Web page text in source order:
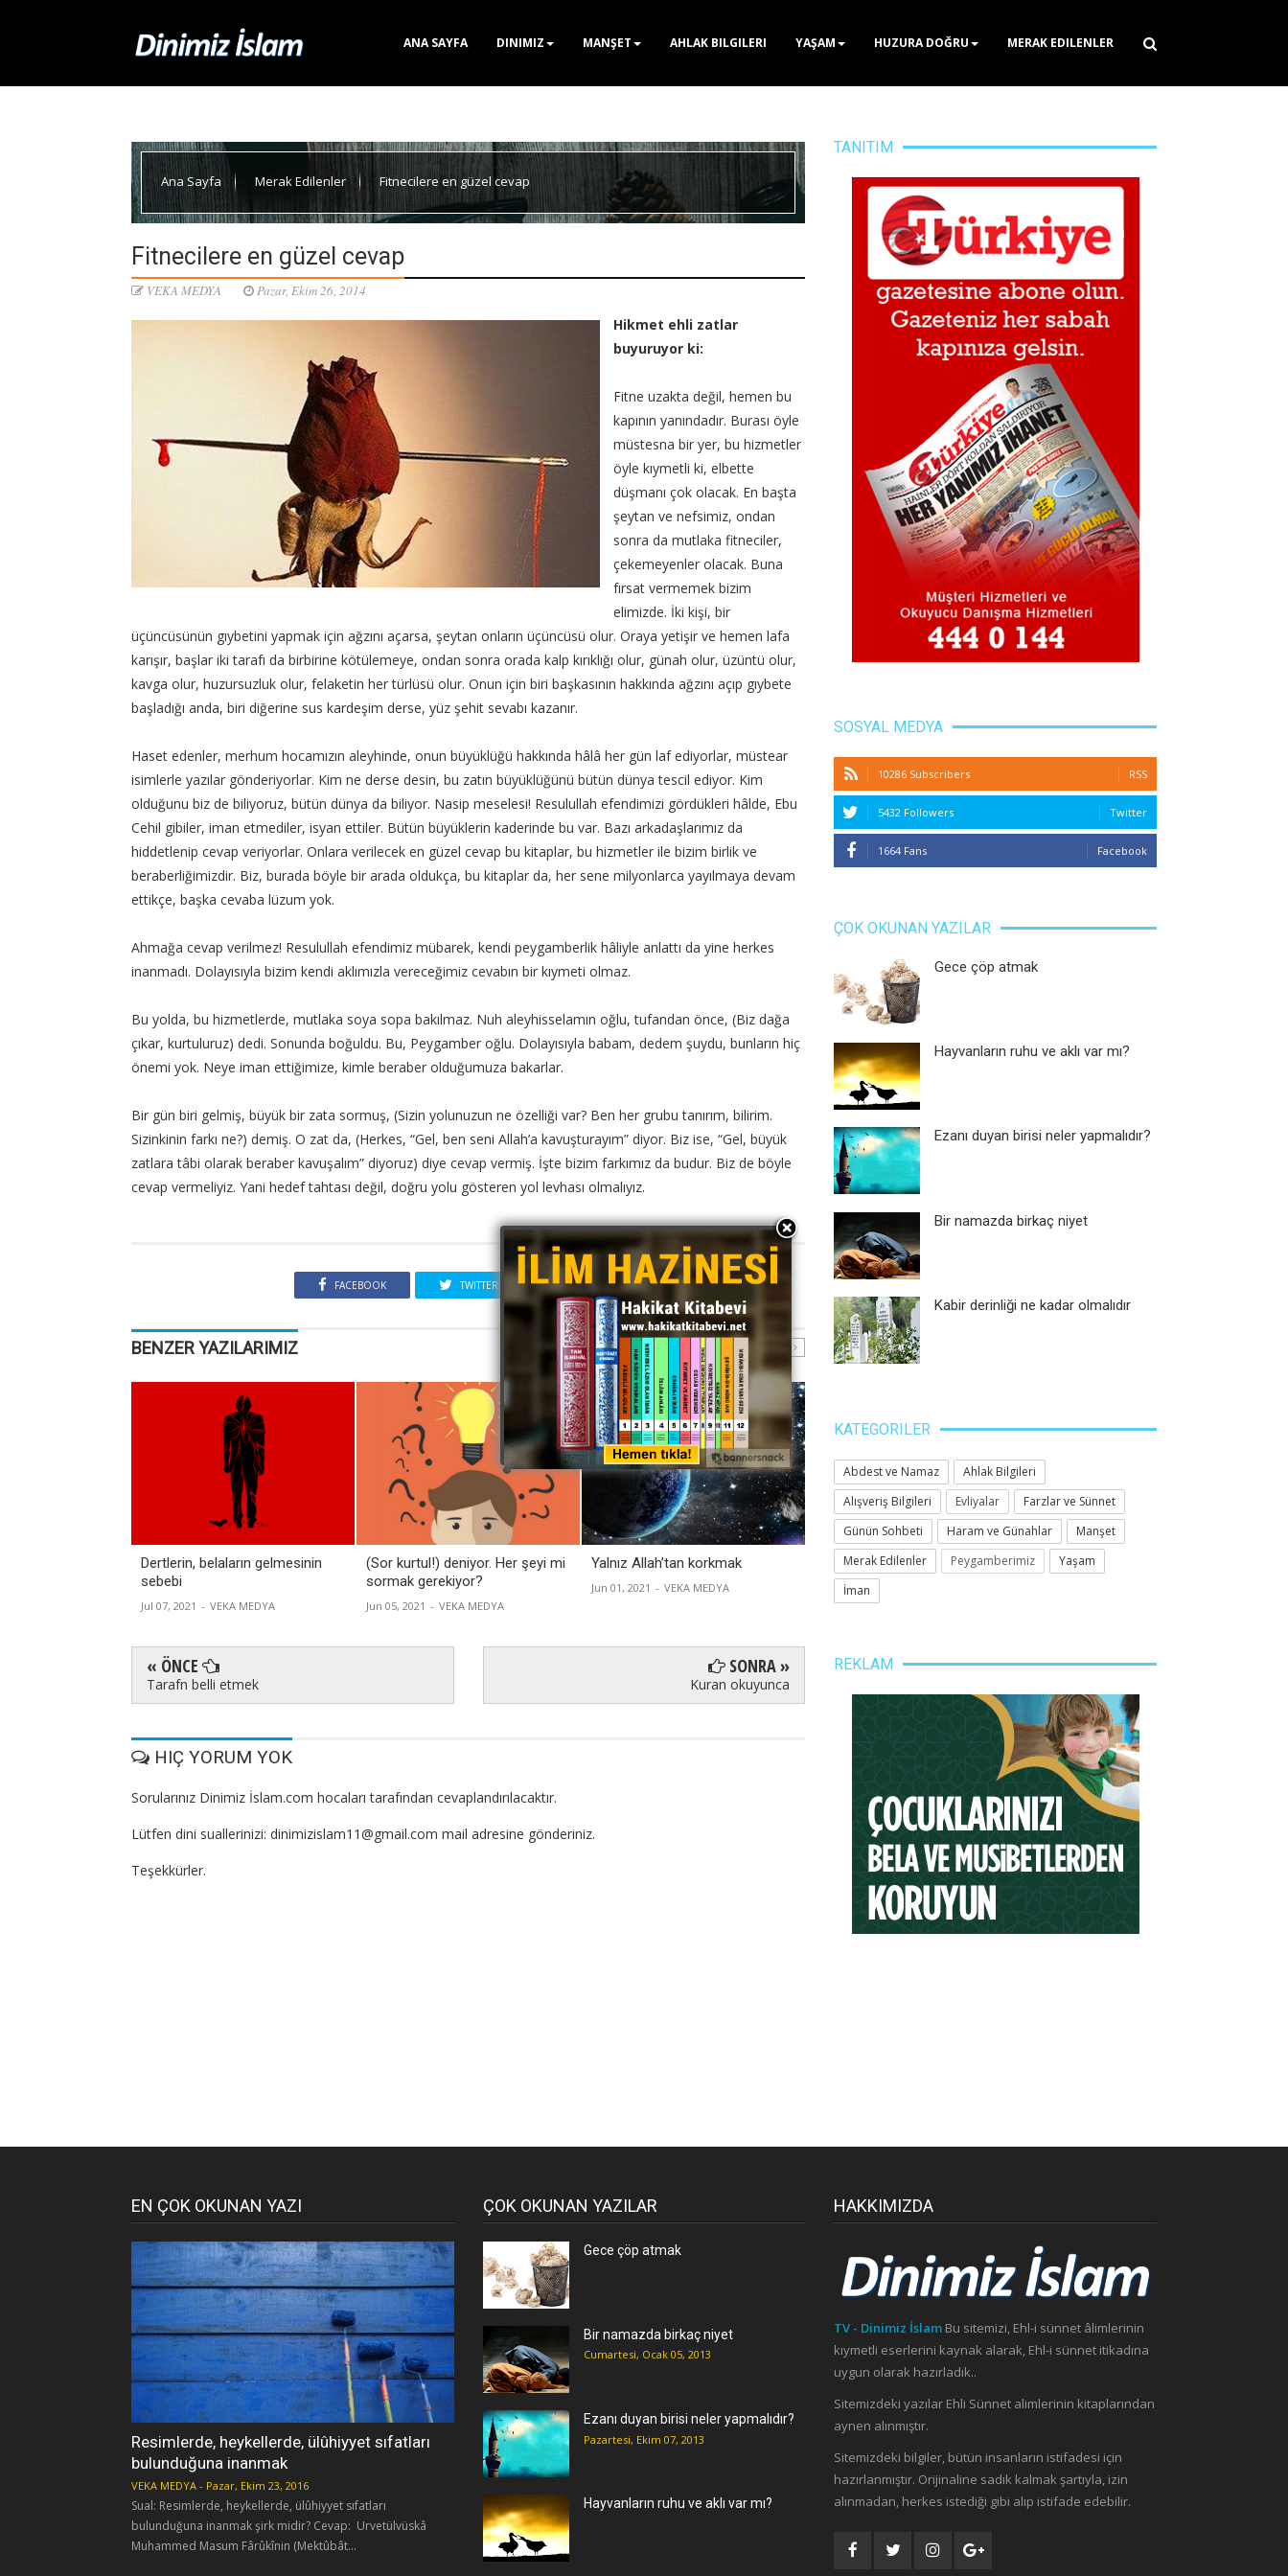
ANA SAYFA DINIMIZ MANŞET AHLAK BILGILERI YAŞAM HUZURA DOĞRU MERAK EDILENLER
Ana Sayfa Merak Edilenler Fitnecilere en güzel cevap
Fitnecilere en güzel cevap
VEKA MEDYA Pazar, Ekim 26, 2014
Hikmet ehli zatlar
buyuruyor ki:
Fitne uzakta değil, hemen bu
kapının yanındadır. Burası öyle
müstesna bir yer, bu hizmetler
öyle kıymetli ki, elbette
düşmanı çok olacak. En başta
şeytan ve nefsimiz, ondan
sonra da mutlaka fitneciler,
çekemeyenler olacak. Buna
fırsat vermemek bizim
elimizde. İki kişi, bir
üçüncüsünün gıybetini yapmak için ağzını açarsa, şeytan onların üçüncüsü olur. Oraya yetişir ve hemen lafa
karışır, başlar iki tarafı da birbirine kötülemeye, ondan sonra orada kalp kırıklığı olur, günah olur, üzüntü olur,
kavga olur, huzursuzluk olur, felaketin her türlüsü olur. Onun için biri başkasının hakkında ağzını açıp gıybete
başladığı anda, biri diğerine sus kardeşim derse, yüz şehit sevabı kazanır.
Haset edenler, merhum hocamızın aleyhinde, onun büyüklüğü hakkında hâlâ her gün laf ediyorlar, müstear
isimlerle yazılar gönderiyorlar. Kim ne derse desin, bu zatın büyüklüğünü bütün dünya tescil ediyor. Kim
olduğunu biz de biliyoruz, bütün dünya da biliyor. Nasip meselesi! Resulullah efendimizi gördükleri hâlde, Ebu
Cehil gibiler, iman etmediler, isyan ettiler. Bütün büyüklerin kaderinde bu var. Bazı arkadaşlarımız da
hiddetlenip cevap veriyorlar. Onlara verilecek en güzel cevap bu kitaplar, bu hizmetler ile bizim birlik ve
beraberliğimizdir. Biz, burada böyle bir arada oldukça, bu kitaplar da, her sene milyonlarca yayılmaya devam
ettikçe, başka cevaba lüzum yok.
Ahmağa cevap verilmez! Resulullah efendimiz mübarek, kendi peygamberlik hâliyle anlattı da yine herkes
inanmadı. Dolayısıyla bizim kendi aklımızla vereceğimiz cevabın bir kıymeti olmaz.
Bu yolda, bu hizmetlerde, mutlaka soya sopa bakılmaz. Nuh aleyhisselamın oğlu, tufandan önce, (Biz dağa
çıkar, kurtuluruz) dedi. Sonunda boğuldu. Bu, Peygamber oğlu. Dolayısıyla babam, dedem şuydu, bunların hiç
önemi yok. Neye iman ettiğimize, kimle beraber olduğumuza bakarlar.
Bir gün biri gelmiş, büyük bir zata sormuş, (Sizin yolunuzun ne özelliği var? Ben her grubu tanırım, bilirim.
Sizinkinin farkı ne?) demiş. O zat da, (Herkes, “Gel, ben seni Allah’a kavuşturayım” diyor. Biz ise, “Gel, büyük
zatlara tâbi olarak beraber kavuşalım” diyoruz) diye cevap vermiş. İşte bizim farkımız da budur. Biz de böyle
cevap vermeliyiz. Yani hedef tahtası değil, doğru yolu gösteren yol levhası olmalıyız.
FACEBOOK TWITTER PINTEREST
BENZER YAZILARIMIZ
Dertlerin, belaların gelmesinin
sebebi
Jul 07, 2021 - VEKA MEDYA
(Sor kurtul!) deniyor. Her şeyi mi
sormak gerekiyor?
Jun 05, 2021 - VEKA MEDYA
Yalnız Allah’tan korkmak
Jun 01, 2021 - VEKA MEDYA
Büyüden kurtulmak için
Apr 16, 2021
İnsan, gelişmiş bir hayvan
« ÖNCE
Tarafn belli etmek
SONRA »
Kuran okuyunca
HIÇ YORUM YOK
Sorularınız Dinimiz İslam.com hocaları tarafından cevaplandırılacaktır.
Lütfen dini suallerinizi: dinimizislam11@gmail.com mail adresine gönderiniz.
Teşekkürler.
TANITIM
SOSYAL MEDYA
10286 Subscribers RSS
5432 Followers Twitter
1664 Fans Facebook
ÇOK OKUNAN YAZILAR
Gece çöp atmak
Hayvanların ruhu ve aklı var mı?
Ezanı duyan birisi neler yapmalıdır?
Bir namazda birkaç niyet
Kabir derinliği ne kadar olmalıdır
KATEGORILER
Abdest ve Namaz
Ahlak Bilgileri
Alışveriş Bilgileri
Evliyalar
Farzlar ve Sünnet
Günün Sohbeti
Haram ve Günahlar
Manşet
Merak Edilenler
Peygamberimiz
Yaşam
İman
REKLAM
EN ÇOK OKUNAN YAZI
Resimlerde, heykellerde, ülûhiyyet sıfatları
bulunduğuna inanmak
VEKA MEDYA - Pazar, Ekim 23, 2016
Sual: Resimlerde, heykellerde, ülûhiyyet sıfatları
bulunduğuna inanmak şirk midir? Cevap: Urvetülvüskâ
Muhammed Masum Fârûkînin (Mektûbât...
ÇOK OKUNAN YAZILAR
Gece çöp atmak
Bir namazda birkaç niyet
Cumartesi, Ocak 05, 2013
Ezanı duyan birisi neler yapmalıdır?
Pazartesi, Ekim 07, 2013
Hayvanların ruhu ve aklı var mı?
HAKKIMIZDA
TV - Dinimiz İslam Bu sitemizi, Ehl-i sünnet âlimlerinin
kıymetli eserlerini kaynak alarak, Ehl-i sünnet itikadına
uygun olarak hazırladık..
Sitemizdeki yazılar Ehli Sünnet alimlerinin kitaplarından
aynen alınmıştır.
Sitemizdeki bilgiler, bütün insanların istifadesi için
hazırlanmıştır. Orijinaline sadık kalmak şartıyla, izin
alınmadan, herkes istediği gibi alıp istifade edebilir.